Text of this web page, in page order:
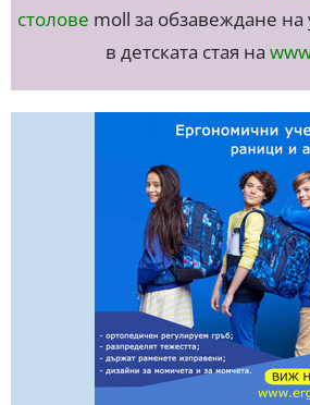
столове moll за обзавеждане
в детската стая на